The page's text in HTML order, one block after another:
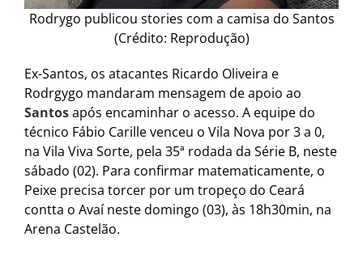
Rodrygo publicou stories com a camisa do Santos
(Crédito: Reprodução)
Ex-Santos, os atacantes Ricardo Oliveira e
Rodrgygo mandaram mensagem de apoio ao
Santosapós encaminhar o acesso. A equipe do
técnico Fábio Carille venceu o Vila Nova por 3 a 0,
na Vila Viva Sorte, pela 35ª rodada da Série B, neste
sábado (02). Para confirmar matematicamente, o
Peixe precisa torcer por um tropeço do Ceará
contta o Avaí neste domingo (03), às 18h30min, na
Arena Castelão.